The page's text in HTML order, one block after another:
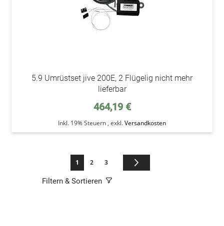
5.9 Umrüstset jive 200E, 2 Flügelig nicht mehr
lieferbar
464,19 €
Inkl. 19% Steuern , exkl.Versandkosten
Seite
Sie lesen gerade die Seite
1 Seite
2 Seite
3
Filtern & Sortieren